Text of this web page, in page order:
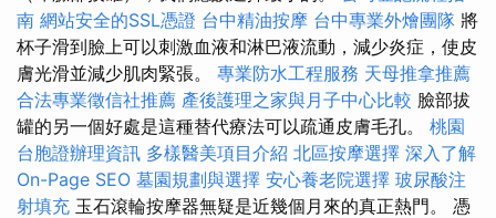
南 網站安全的SSL憑證 台中精油按摩 台中專業外燴團隊 將
杯子滑到臉上可以刺激血液和淋巴液流動，減少炎症，使皮
膚光滑並減少肌肉緊張。 專業防水工程服務 天母推拿推薦
合法專業徵信社推薦 產後護理之家與月子中心比較 臉部拔
罐的另一個好處是這種替代療法可以疏通皮膚毛孔。 桃園
台胞證辦理資訊 多樣醫美項目介紹 北區按摩選擇 深入了解
On-Page SEO 墓園規劃與選擇 安心養老院選擇 玻尿酸注
射填充 玉石滾輪按摩器無疑是近幾個月來的真正熱門。 憑